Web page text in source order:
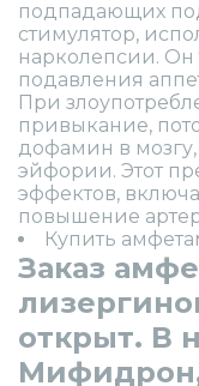
подпадающих
стимулятор,
нарколепсии. Он
подавления
При
привыкание,
дофамин в
эйфории. Этот
эффектов,
повышение
Купить
Заказ
открыт. В
Мифидрон,